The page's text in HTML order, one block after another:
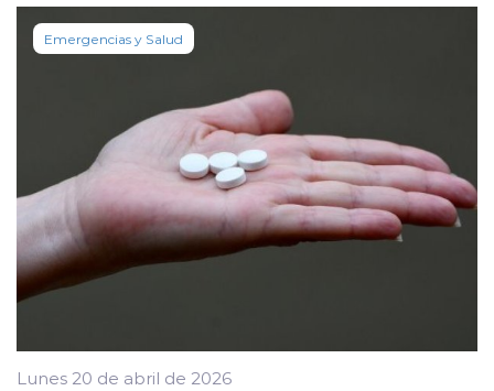
Emergencias y Salud
Lunes 20 de abril de 2026